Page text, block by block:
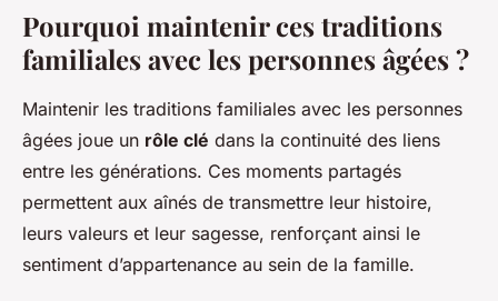
Pourquoi maintenir ces traditions
familiales avec les personnes âgées ?
Maintenir les traditions familiales avec les personnes
âgées joue un rôle clé dans la continuité des liens
entre les générations. Ces moments partagés
permettent aux aînés de transmettre leur histoire,
leurs valeurs et leur sagesse, renforçant ainsi le
sentiment d’appartenance au sein de la famille.